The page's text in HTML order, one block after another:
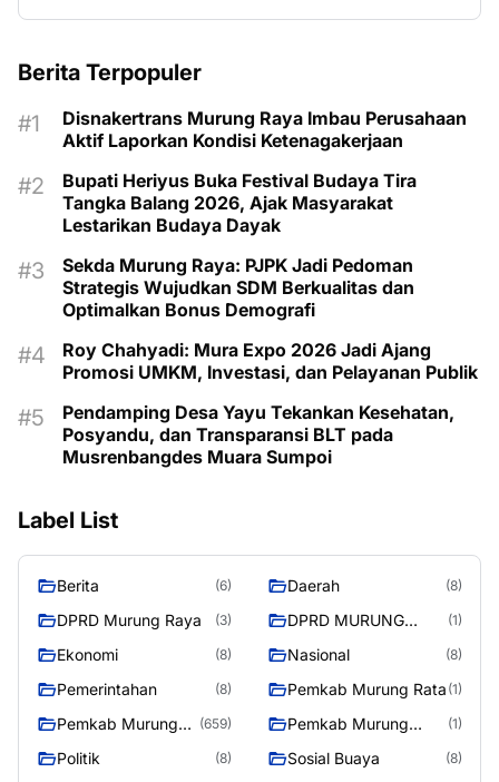
Berita Terpopuler
Disnakertrans Murung Raya Imbau Perusahaan
Aktif Laporkan Kondisi Ketenagakerjaan
Bupati Heriyus Buka Festival Budaya Tira
Tangka Balang 2026, Ajak Masyarakat
Lestarikan Budaya Dayak
Sekda Murung Raya: PJPK Jadi Pedoman
Strategis Wujudkan SDM Berkualitas dan
Optimalkan Bonus Demografi
Roy Chahyadi: Mura Expo 2026 Jadi Ajang
Promosi UMKM, Investasi, dan Pelayanan Publik
Pendamping Desa Yayu Tekankan Kesehatan,
Posyandu, dan Transparansi BLT pada
Musrenbangdes Muara Sumpoi
Label List
Berita (6) Daerah (8)
DPRD Murung Raya (3)
DPRD MURUNG
(1)
Ekonomi (8) Nasional (8)
Pemerintahan (8) Pemkab Murung Rata (1)
Pemkab Murung
(659)
Pemkab Murung
(1)
Politik (8) Sosial Buaya (8)